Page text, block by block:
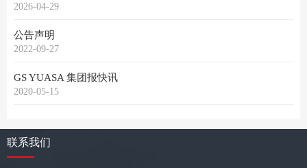
2026-04-29
公告声明
2022-09-27
GS YUASA 集团报快讯
2020-05-15
联系我们